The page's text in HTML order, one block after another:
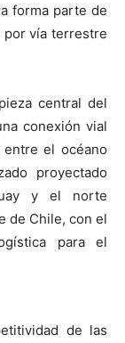
forma parte de
por vía terrestre
central del
conexión vial
entre el océano
proyectado
y el norte
de Chile, con el
para el
de las